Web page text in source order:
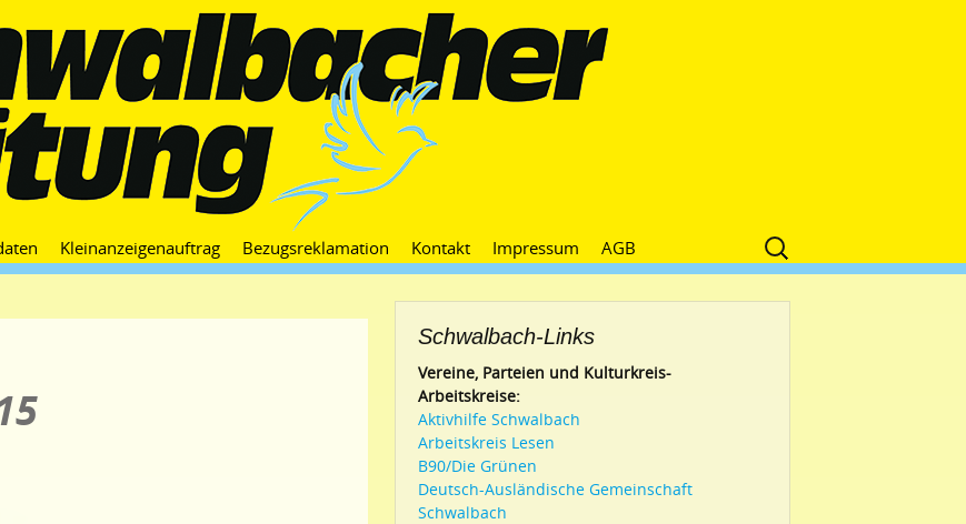
Zum
Inhalt
Kleinanzeigenauftrag Bezugsreklamation Kontakt Impressum AGB
Suche
nach:
Schwalbach-Links
Vereine, Parteien und Kulturkreis-
Arbeitskreise:
Aktivhilfe Schwalbach
Arbeitskreis Lesen
B90/Die Grünen
Deutsch-Ausländische Gemeinschaft
Schwalbach